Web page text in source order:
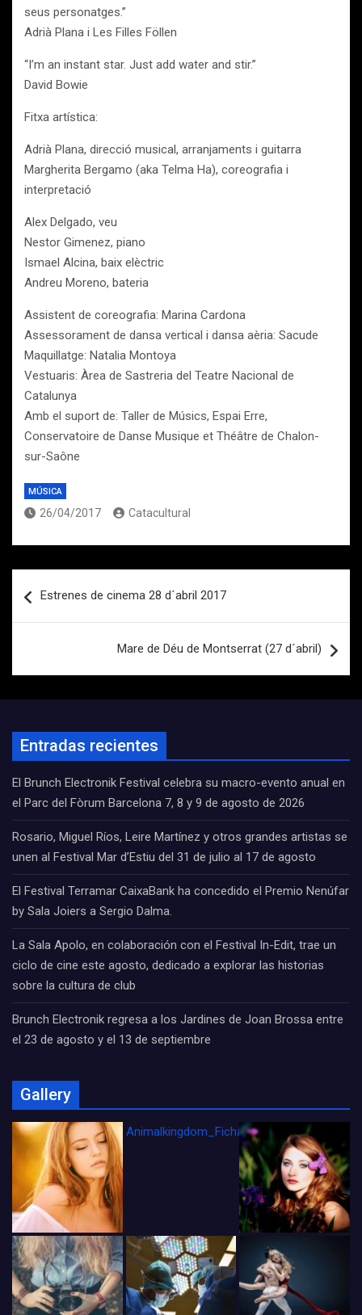
seus personatges.”
Adrià Plana i Les Filles Föllen
“I’m an instant star. Just add water and stir.”
David Bowie
Fitxa artística:
Adrià Plana, direcció musical, arranjaments i guitarra
Margherita Bergamo (aka Telma Ha), coreografia i
interpretació
Alex Delgado, veu
Nestor Gimenez, piano
Ismael Alcina, baix elèctric
Andreu Moreno, bateria
Assistent de coreografia: Marina Cardona
Assessorament de dansa vertical i dansa aèria: Sacude
Maquillatge: Natalia Montoya
Vestuaris: Àrea de Sastreria del Teatre Nacional de
Catalunya
Amb el suport de: Taller de Músics, Espai Erre,
Conservatoire de Danse Musique et Théâtre de Chalon-
sur-Saône
MÚSICA
26/04/2017 Catacultural
de
Estrenes de cinema 28 d´abril 2017
Mare de Déu de Montserrat (27 d´abril)
Entradas recientes
El Brunch Electronik Festival celebra su macro-evento anual en
el Parc del Fòrum Barcelona 7, 8 y 9 de agosto de 2026
Rosario, Miguel Ríos, Leire Martínez y otros grandes artistas se
unen al Festival Mar d’Estiu del 31 de julio al 17 de agosto
El Festival Terramar CaixaBank ha concedido el Premio Nenúfar
by Sala Joiers a Sergio Dalma.
La Sala Apolo, en colaboración con el Festival In-Edit, trae un
ciclo de cine este agosto, dedicado a explorar las historias
sobre la cultura de club
Brunch Electronik regresa a los Jardines de Joan Brossa entre
el 23 de agosto y el 13 de septiembre
Gallery
Animalkingdom_FichaCine